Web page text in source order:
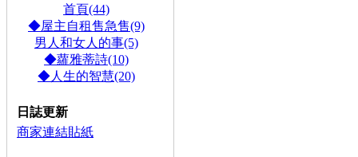
首頁(44)
◆屋主自租售急售(9)
男人和女人的事(5)
◆蘿雅蒂詩(10)
◆人生的智慧(20)
日誌更新
商家連結貼紙